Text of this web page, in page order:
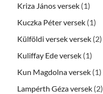
Kriza János versek (1)
Kuczka Péter versek (1)
Külföldi versek versek (2)
Kuliffay Ede versek (1)
Kun Magdolna versek (1)
Lampérth Géza versek (2)